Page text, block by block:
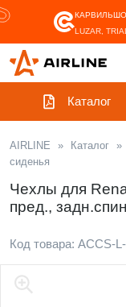
LUZAR,
Каталог
AIRLINE » Каталог »
сиденья
Чехлы для
пред.,
Код товара: ACCS-